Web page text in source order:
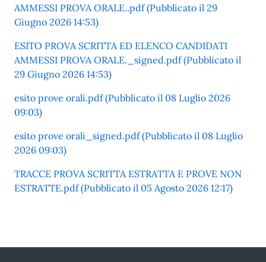
AMMESSI PROVA ORALE..pdf (Pubblicato il 29
Giugno 2026 14:53)
ESITO PROVA SCRITTA ED ELENCO CANDIDATI
AMMESSI PROVA ORALE._signed.pdf (Pubblicato il
29 Giugno 2026 14:53)
esito prove orali.pdf (Pubblicato il 08 Luglio 2026
09:03)
esito prove orali_signed.pdf (Pubblicato il 08 Luglio
2026 09:03)
TRACCE PROVA SCRITTA ESTRATTA E PROVE NON
ESTRATTE.pdf (Pubblicato il 05 Agosto 2026 12:17)